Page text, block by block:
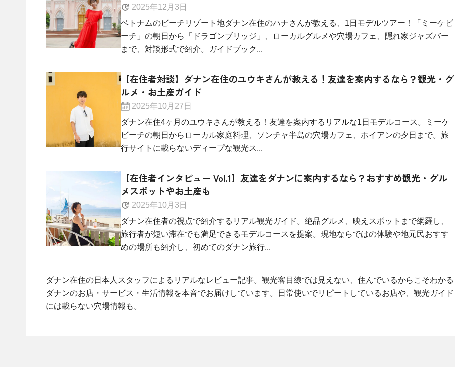
2025年12月3日
ベトナムのビーチリゾート地ダナン在住のハナさんが教える、1日モデルツアー！「ミーケビ
ーチ」の朝日から「ドラゴンブリッジ」、ローカルグルメや穴場カフェ、隠れ家ジャズバー
まで、対談形式で紹介。ガイドブック...
【在住者対談】ダナン在住のユウキさんが教える！友達を案内するなら？観光・グ
ルメ・お土産ガイド
2025年10月27日
ダナン在住4ヶ月のユウキさんが教える！友達を案内するリアルな1日モデルコース。ミーケ
ビーチの朝日からローカル家庭料理、ソンチャ半島の穴場カフェ、ホイアンの夕日まで。旅
行サイトに載らないディープな観光ス...
【在住者インタビュー Vol.1】友達をダナンに案内するなら？おすすめ観光・グル
メスポットやお土産も
2025年10月3日
ダナン在住者の視点で紹介するリアル観光ガイド。絶品グルメ、映えスポットまで網羅し、
旅行者が短い滞在でも満足できるモデルコースを提案。現地ならではの体験や地元民おすす
めの場所も紹介し、初めてのダナン旅行...
ダナン在住の日本人スタッフによるリアルなレビュー記事。観光客目線では見えない、住んでいるからこそわかる
ダナンのお店・サービス・生活情報を本音でお届けしています。日常使いでリピートしているお店や、観光ガイド
には載らない穴場情報も。